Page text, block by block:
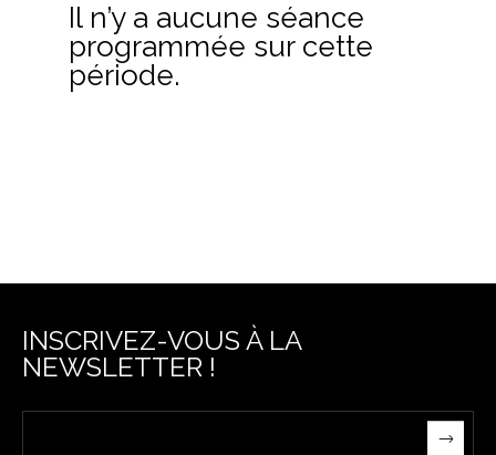
Il n’y a aucune séance
programmée sur cette
période.
INSCRIVEZ-VOUS À LA
NEWSLETTER !